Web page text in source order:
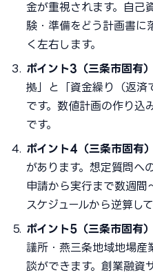
金が重視されます。自己
験・準備をどう計画書に
く左右します。
ポイント3（三条市固有）
拠」と「資金繰り（返済
です。数値計画の作り込
です。
ポイント4（三条市固有
があります。想定質問へ
申請から実行まで数週間
スケジュールから逆算し
ポイント5（三条市固有）
議所・燕三条地域地場産
談ができます。創業融資